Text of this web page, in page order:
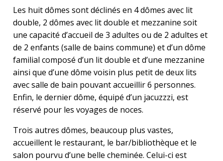
Les huit dômes sont déclinés en 4 dômes avec lit
double, 2 dômes avec lit double et mezzanine soit
une capacité d’accueil de 3 adultes ou de 2 adultes et
de 2 enfants (salle de bains commune) et d’un dôme
familial composé d’un lit double et d’une mezzanine
ainsi que d’une dôme voisin plus petit de deux lits
avec salle de bain pouvant accueillir 6 personnes.
Enfin, le dernier dôme, équipé d’un jacuzzzi, est
réservé pour les voyages de noces.
Trois autres dômes, beaucoup plus vastes,
accueillent le restaurant, le bar/bibliothèque et le
salon pourvu d’une belle cheminée. Celui-ci est